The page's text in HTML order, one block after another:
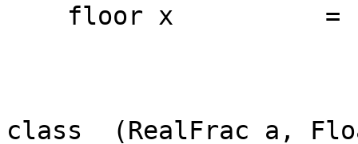
floor x = if r <
class (RealFrac a,